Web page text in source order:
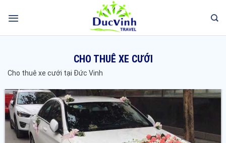
CHO THUÊ XE CƯỚI
Cho thuê xe cưới tại Đức Vinh